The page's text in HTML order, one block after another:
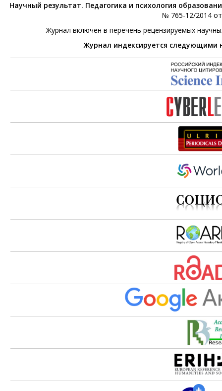
Научный результат. Педагогика и психология
№ 765-12/2014
Журнал включен в перечень рецензируемых
Журнал индексируется